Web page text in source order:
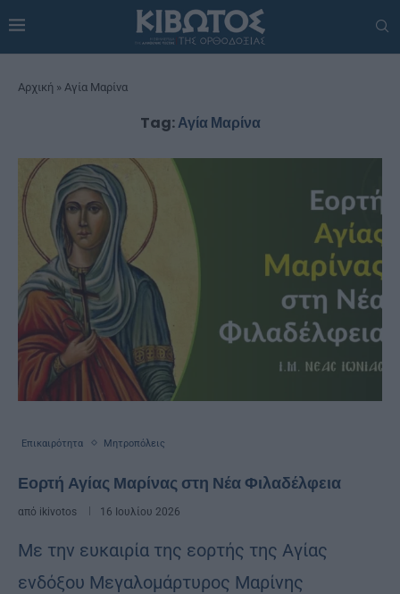
Αρχική » Αγία Μαρίνα
Tag:Αγία Μαρίνα
Επικαιρότητα Μητροπόλεις
Εορτή Αγίας Μαρίνας στη Νέα Φιλαδέλφεια
από ikivotos 16 Ιουλίου 2026
Με την ευκαιρία της εορτής της Αγίας
ενδόξου Μεγαλομάρτυρος Μαρίνης